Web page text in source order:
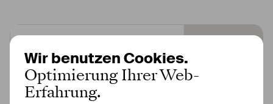
Wir benutzen Cookies.
Optimierung Ihrer Web-
Erfahrung.